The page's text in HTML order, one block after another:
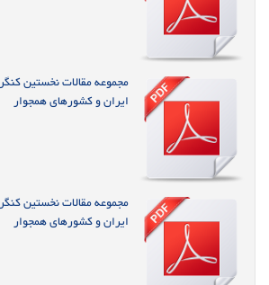
مجموعه مقالات نخستین
ایران و کشورهای همجوار
مجموعه مقالات نخستین
ایران و کشورهای همجوار